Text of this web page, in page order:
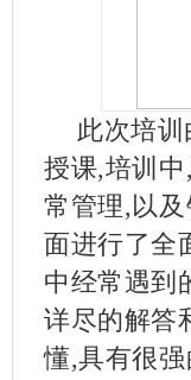
此次培
授课,培训
常管理,以
面进行了全
中经常遇到
详尽的解答
懂,具有很